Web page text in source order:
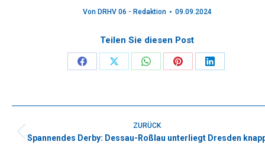
Von DRHV 06 - Redaktion 09.09.2024
Teilen Sie diesen Post
Share
Facebook
Share
X
Share
WhatsApp
Share
Pinterest
Share
LinkedIn
ZURÜCK
Vorheriger
Spannendes Derby: Dessau-Roßlau unterliegt Dresden